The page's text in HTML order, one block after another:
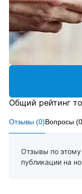
Отзывы (0)Вопросы (0
Отзывы по этому
публикации на
Общий рейтинг